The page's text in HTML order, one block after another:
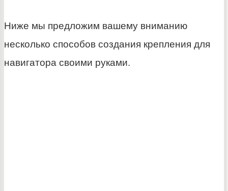
Ниже мы предложим вашему вниманию
несколько способов создания крепления для
навигатора своими руками.